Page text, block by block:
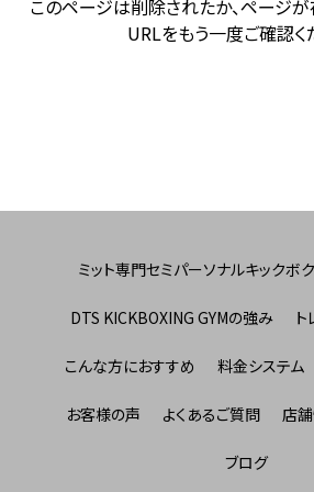
このページは削除されたか、ページが
URLをもう一度ご確認く
ミット専門セミパーソナルキックボ
DTS KICKBOXING GYMの強み
こんな方におすすめ 料金システム
お客様の声 よくあるご質問 店
ブログ